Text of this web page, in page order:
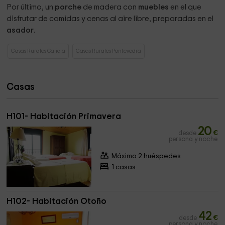
Por último, un porche de madera con muebles en el que
disfrutar de comidas y cenas al aire libre, preparadas en el
asador.
Casas Rurales Galicia Casas Rurales Pontevedra
Casas
H101- Habitación Primavera
desde 20 €
persona y noche
Máximo 2 huéspedes
1 casas
H102- Habitación Otoño
desde 42 €